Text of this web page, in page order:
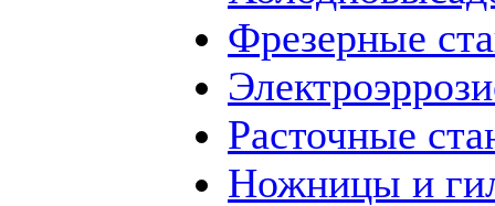
Фрезерные
Расточные
Ножницы и